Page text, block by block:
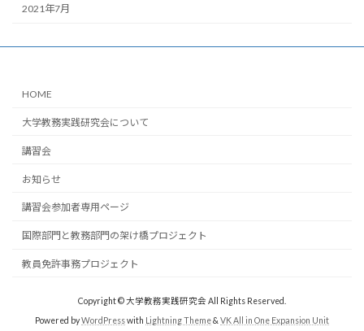
2021年7月
HOME
大学教務実践研究会について
講習会
お知らせ
講習会参加者専用ページ
国際部門と教務部門の架け橋プロジェクト
教員免許事務プロジェクト
Copyright © 大学教務実践研究会 All Rights Reserved.
Powered byWordPresswith Lightning Theme& VK All in One Expansion Unit